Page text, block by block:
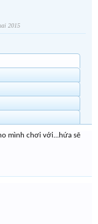
2015
mình chơi với...hứa sẽ